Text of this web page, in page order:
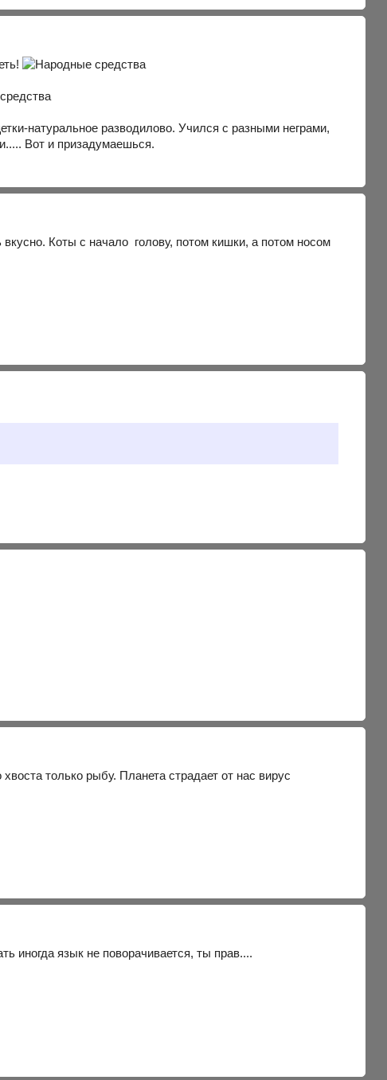
натуральное разводилово. Учился с разными неграми,
Вот и призадумаешься.
Коты с начало голову, потом кишки, а потом носом
только рыбу. Планета страдает от нас вирус
иногда язык не поворачивается, ты прав....